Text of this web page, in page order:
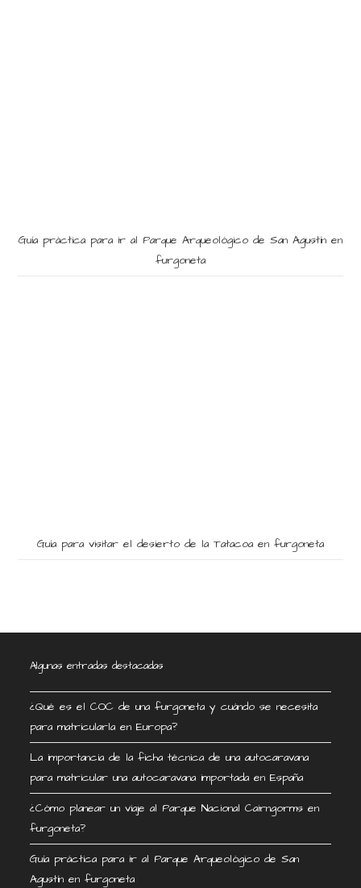
Guía práctica para ir al Parque Arqueológico de San Agustín en
furgoneta
Guía para visitar el desierto de la Tatacoa en furgoneta
Algunas entradas destacadas
¿Qué es el COC de una furgoneta y cuándo se necesita
para matricularla en Europa?
La importancia de la ficha técnica de una autocaravana
para matricular una autocaravana importada en España
¿Cómo planear un viaje al Parque Nacional Cairngorms en
furgoneta?
Guía práctica para ir al Parque Arqueológico de San
Agustín en furgoneta